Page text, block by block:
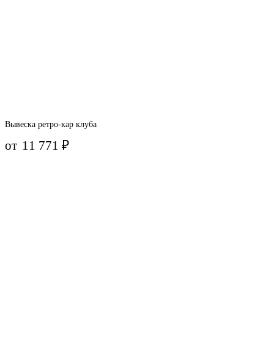
Вывеска ретро-кар клуба
от 11 771₽